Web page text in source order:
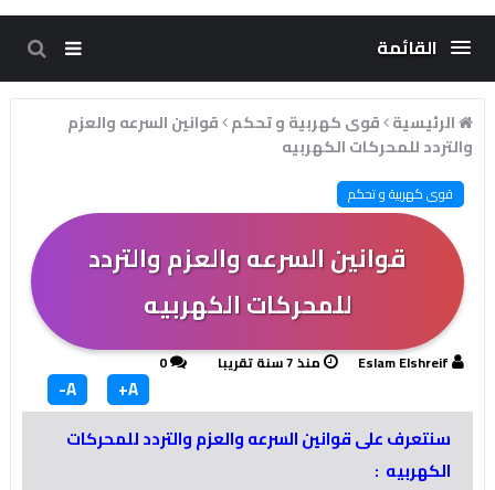
القائمة
الرئيسية قوى كهربية و تحكم قوانين السرعه والعزم
والتردد للمحركات الكهربيه
قوى كهربية و تحكم
قوانين السرعه والعزم والتردد
للمحركات الكهربيه
Eslam Elshreif منذ 7 سنة تقريبا 0
A+
A-
سنتعرف على قوانين السرعه والعزم والتردد للمحركات
الكهربيه :